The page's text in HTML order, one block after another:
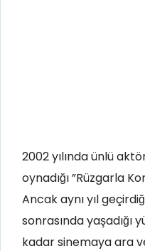
2002 yılında ünlü
oynadığı ”Rüzgarla
Ancak aynı yıl
sonrasında yaşadığı
kadar sinemaya ara